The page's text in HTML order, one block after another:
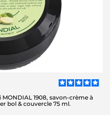
1908, savon-crème à
bol & couvercle 75 ml.